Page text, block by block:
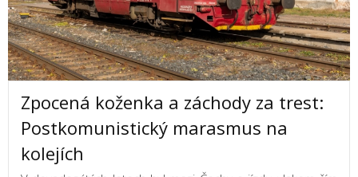
Zpocená koženka a záchody za trest:
Postkomunistický marasmus na
kolejích